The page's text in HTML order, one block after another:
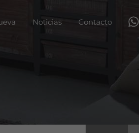
Servicios Obra nueva
Noticias Contacto